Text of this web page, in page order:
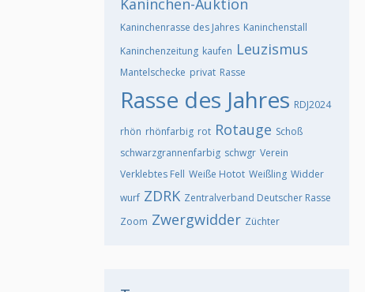
Kaninchen-Auktion
Kaninchenrasse des Jahres Kaninchenstall
Kaninchenzeitung kaufen Leuzismus
Mantelschecke privat Rasse
Rasse des Jahres RDJ2024
rhön rhönfarbig rot Rotauge Schoß
schwarzgrannenfarbig schwgr Verein
Verklebtes Fell Weiße Hotot Weißling Widder
wurf ZDRK Zentralverband Deutscher Rasse
Zoom Zwergwidder Züchter